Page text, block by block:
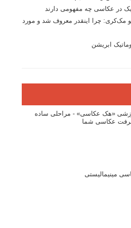
یک در عکاسی چه مفهومی دارند
مک‌کری: چرا اینقدر معروف شد و مورد
ابریشن
«هک عکاسی» - مراحلی ساده
عکاسی شما
مینیمالیستی